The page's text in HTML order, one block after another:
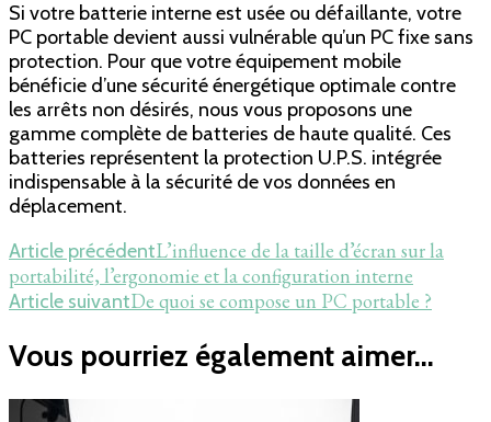
Si votre batterie interne est usée ou défaillante, votre
PC portable devient aussi vulnérable qu’un PC fixe sans
protection. Pour que votre équipement mobile
bénéficie d’une sécurité énergétique optimale contre
les arrêts non désirés, nous vous proposons une
gamme complète de batteries de haute qualité. Ces
batteries représentent la protection U.P.S. intégrée
indispensable à la sécurité de vos données en
déplacement.
Navigation
d'article
Article précédentL’influence de la taille d’écran sur la
portabilité, l’ergonomie et la configuration interne
Article suivantDe quoi se compose un PC portable ?
Vous pourriez également aimer...